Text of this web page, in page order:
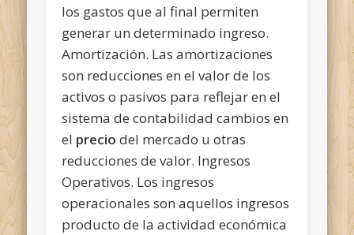
los gastos que al final permiten
generar un determinado ingreso.
Amortización. Las amortizaciones
son reducciones en el valor de los
activos o pasivos para reflejar en el
sistema de contabilidad cambios en
el precio del mercado u otras
reducciones de valor. Ingresos
Operativos. Los ingresos
operacionales son aquellos ingresos
producto de la actividad económica